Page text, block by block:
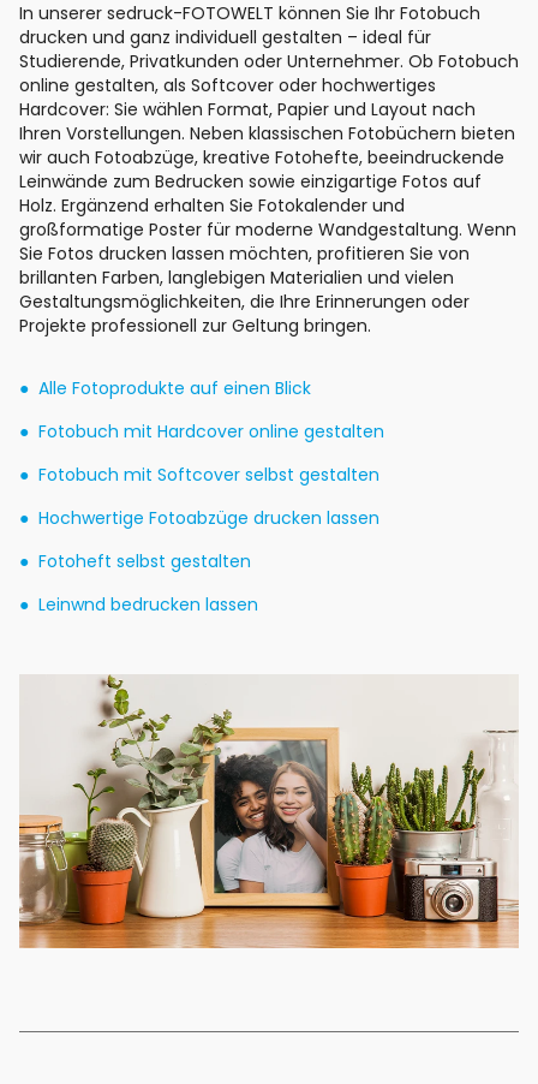
In unserer sedruck-FOTOWELT können Sie Ihr Fotobuch
drucken und ganz individuell gestalten – ideal für
Studierende, Privatkunden oder Unternehmer. Ob Fotobuch
online gestalten, als Softcover oder hochwertiges
Hardcover: Sie wählen Format, Papier und Layout nach
Ihren Vorstellungen. Neben klassischen Fotobüchern bieten
wir auch Fotoabzüge, kreative Fotohefte, beeindruckende
Leinwände zum Bedrucken sowie einzigartige Fotos auf
Holz. Ergänzend erhalten Sie Fotokalender und
großformatige Poster für moderne Wandgestaltung. Wenn
Sie Fotos drucken lassen möchten, profitieren Sie von
brillanten Farben, langlebigen Materialien und vielen
Gestaltungsmöglichkeiten, die Ihre Erinnerungen oder
Projekte professionell zur Geltung bringen.
Alle Fotoprodukte auf einen Blick
Fotobuch mit Hardcover online gestalten
Fotobuch mit Softcover selbst gestalten
Hochwertige Fotoabzüge drucken lassen
Fotoheft selbst gestalten
Leinwnd bedrucken lassen